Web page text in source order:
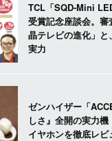
TCL「SQD-Mini
受賞記念座談会。
晶テレビの進化」
実力
ゼンハイザー「
しさ』全開の実力
イヤホンを徹底レビ